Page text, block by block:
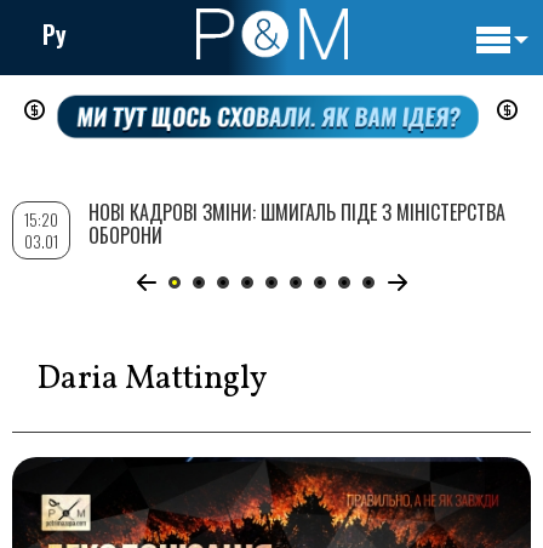
Перейти
до
вмісту
Ру
Daria Mattingly
15:20
03.01
НОВІ КАДРОВІ ЗМІНИ: ШМИГАЛЬ ПІДЕ З МІНІСТЕРСТВА
ОБОРОНИ